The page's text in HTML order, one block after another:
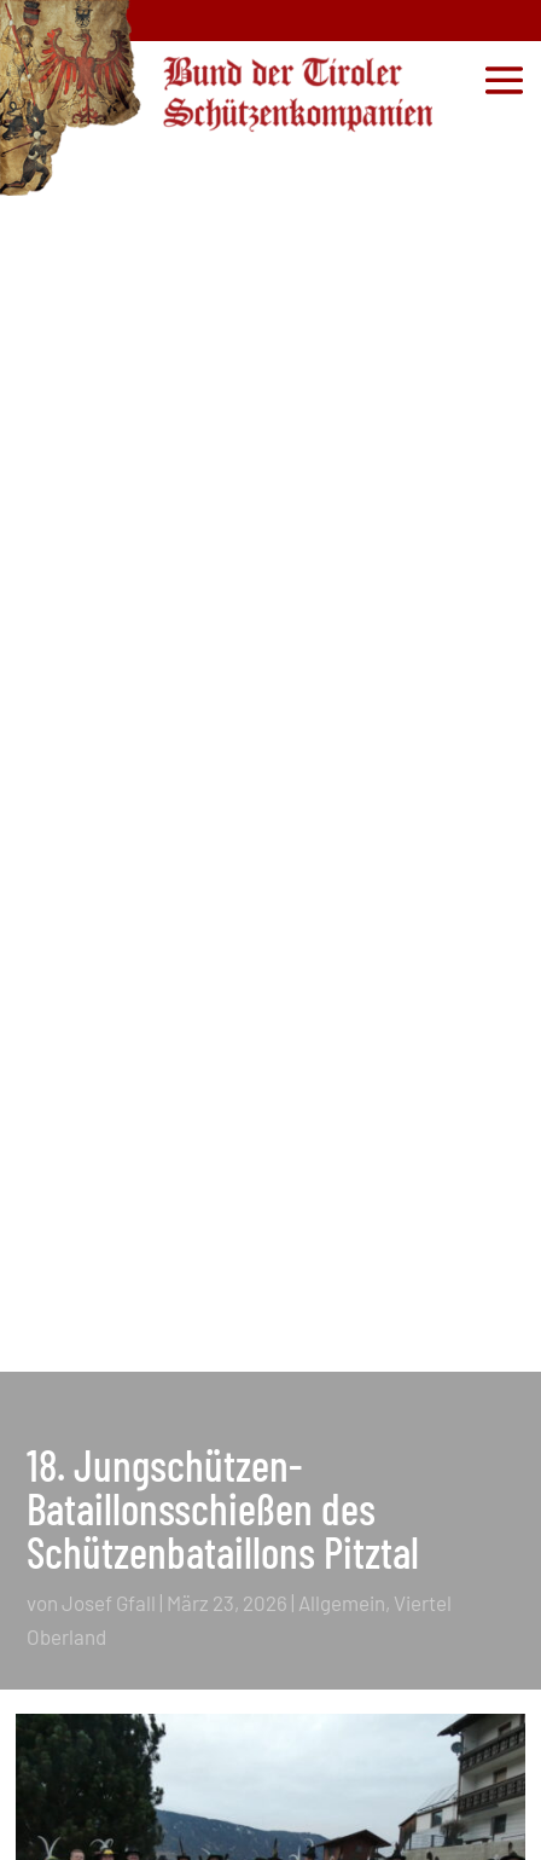
18. Jungschützen-
Bataillonsschießen des
Schützenbataillons Pitztal
von Josef Gfall | März 23, 2026 | Allgemein, Viertel
Oberland